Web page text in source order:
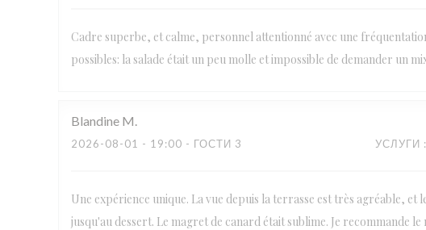
Cadre superbe, et calme, personnel attentionné avec une
possibles: la salade était un peu molle et impossible de demander un
Blandine M
2026-08-01 - 19:00 - ГОСТИ 3 УСЛУГИ :
Une expérience unique. La vue depuis la terrasse est très agréable,
jusqu'au dessert. Le magret de canard était sublime. Je recommande